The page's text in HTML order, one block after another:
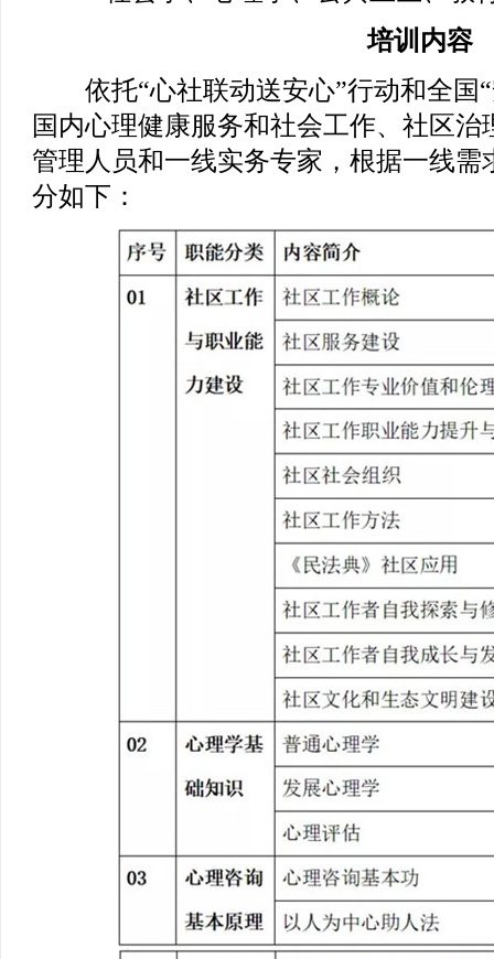
培训内容
依托“心社联动送安心”行动和全国“
国内心理健康服务和社会工作、社区
管理人员和一线实务专家，根据一线
分如下：